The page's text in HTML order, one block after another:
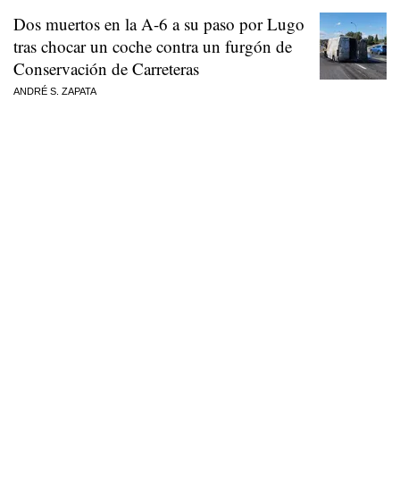
Dos muertos en la A-6 a su paso por Lugo
tras chocar un coche contra un furgón de
Conservación de Carreteras
ANDRÉ S. ZAPATA